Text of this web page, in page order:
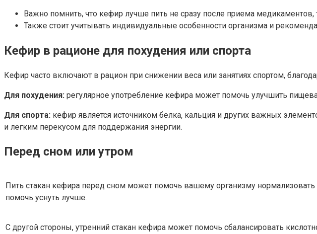
Важно помнить, что кефир лучше пить не сразу после приема
Также стоит учитывать индивидуальные особенности организма и
Кефир в рационе для похудения или спорта
Кефир часто включают в рацион при снижении веса или занятиях спортом,
Для похудения: регулярное употребление кефира может помочь улучшить
Для спорта: кефир является источником белка, кальция и других важных
и легким перекусом для поддержания энергии.
Перед сном или утром
Пить стакан кефира перед сном может помочь вашему организму
помочь уснуть лучше.
С другой стороны, утренний стакан кефира может помочь сбалансировать